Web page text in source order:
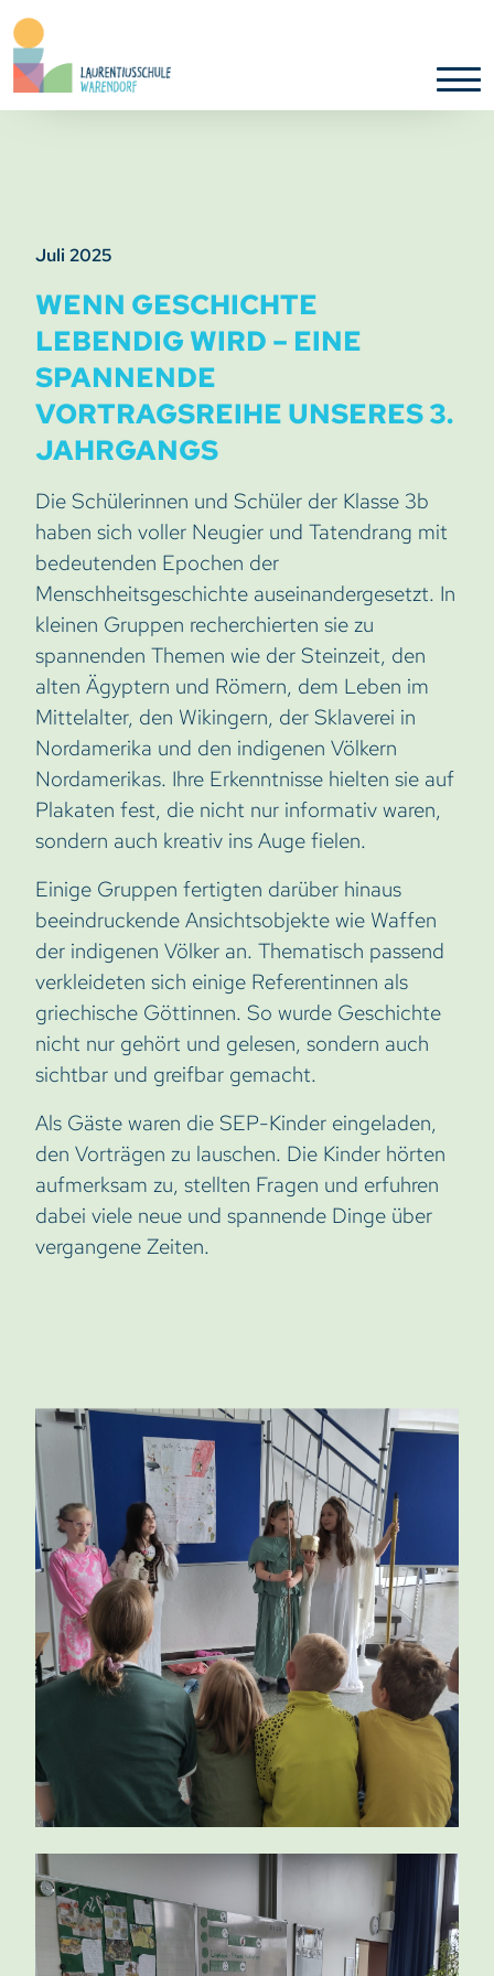
Juli 2025
WENN GESCHICHTE
LEBENDIG WIRD – EINE
SPANNENDE
VORTRAGSREIHE UNSERES 3.
JAHRGANGS
Die Schülerinnen und Schüler der Klasse 3b
haben sich voller Neugier und Tatendrang mit
bedeutenden Epochen der
Menschheitsgeschichte auseinandergesetzt. In
kleinen Gruppen recherchierten sie zu
spannenden Themen wie der Steinzeit, den
alten Ägyptern und Römern, dem Leben im
Mittelalter, den Wikingern, der Sklaverei in
Nordamerika und den indigenen Völkern
Nordamerikas. Ihre Erkenntnisse hielten sie auf
Plakaten fest, die nicht nur informativ waren,
sondern auch kreativ ins Auge fielen.
Einige Gruppen fertigten darüber hinaus
beeindruckende Ansichtsobjekte wie Waffen
der indigenen Völker an. Thematisch passend
verkleideten sich einige Referentinnen als
griechische Göttinnen. So wurde Geschichte
nicht nur gehört und gelesen, sondern auch
sichtbar und greifbar gemacht.
Als Gäste waren die SEP-Kinder eingeladen,
den Vorträgen zu lauschen. Die Kinder hörten
aufmerksam zu, stellten Fragen und erfuhren
dabei viele neue und spannende Dinge über
vergangene Zeiten.